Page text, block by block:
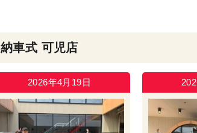
納車式 可児店
2026年4月19日